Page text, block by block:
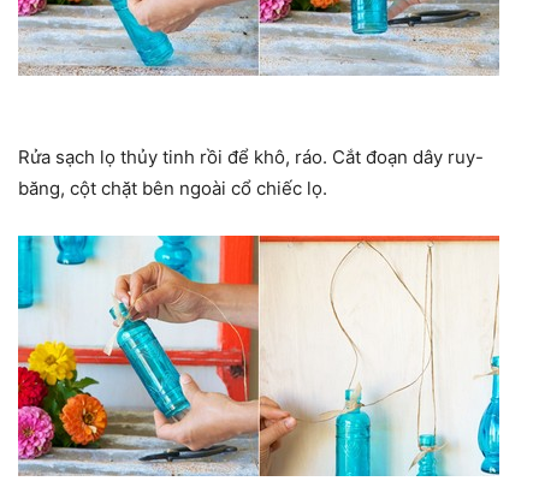
Rửa sạch lọ thủy tinh rồi để khô, ráo. Cắt đoạn dây ruy-
băng, cột chặt bên ngoài cổ chiếc lọ.